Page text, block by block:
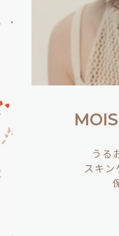
うる
スキン